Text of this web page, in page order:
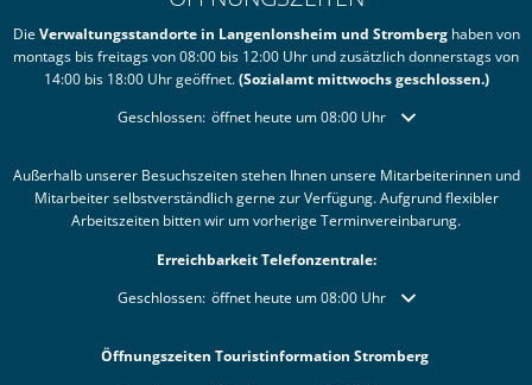
DieVerwaltungsstandorte in Langenlonsheim und Stromberghaben von
montags bis freitags von 08:00 bis 12:00 Uhr und zusätzlich donnerstags von
14:00 bis 18:00 Uhr geöffnet.(Sozialamt mittwochs geschlossen.)
Klicken, um weitere Öffnungs- oder Schließzeiten
Geschlossen: öffnet heute um 08:00 Uhr
Außerhalb unserer Besuchszeiten stehen Ihnen unsere Mitarbeiterinnen und
Mitarbeiter selbstverständlich gerne zur Verfügung. Aufgrund flexibler
Arbeitszeiten bitten wir um vorherige Terminvereinbarung.
Erreichbarkeit Telefonzentrale:
Klicken, um weitere Öffnungs- oder Schließzeiten
Geschlossen: öffnet heute um 08:00 Uhr
Öffnungszeiten Touristinformation Stromberg